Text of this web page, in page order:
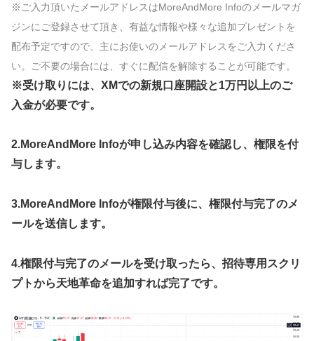
※ご入力頂いたメールアドレスはMoreAndMore Infoのメールマガ
ジンにご登録させて頂き、有益な情報や様々な追加プレゼントを
配布予定ですので、主にお使いのメールアドレスをご入力くださ
い。ご不要の場合には、すぐに配信を解除することが可能です。
※受け取りには、XMでの新規口座開設と1万円以上のご
入金が必要です。
2.MoreAndMore Infoが申し込み内容を確認し、権限を付
与します。
3.MoreAndMore Infoが権限付与後に、権限付与完了のメ
ールを送信します。
4.権限付与完了のメールを受け取ったら、招待専用スクリ
プトから天地革命を追加すれば完了です。